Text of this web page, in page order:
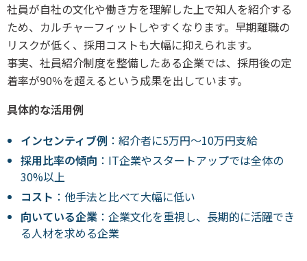
社員が自社の文化や働き方を理解した上で知人を紹介する
ため、カルチャーフィットしやすくなります。早期離職の
リスクが低く、採用コストも大幅に抑えられます。
事実、社員紹介制度を整備したある企業では、採用後の定
着率が90％を超えるという成果を出しています。
具体的な活用例
インセンティブ例 ：紹介者に5万円～10万円支給
採用比率の傾向 ：IT企業やスタートアップでは全体の
30%以上
コスト ：他手法と比べて大幅に低い
向いている企業 ：企業文化を重視し、長期的に活躍でき
る人材を求める企業